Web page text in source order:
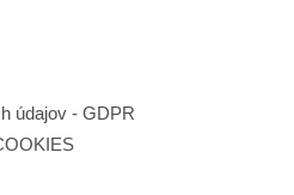
údajov - GDPR